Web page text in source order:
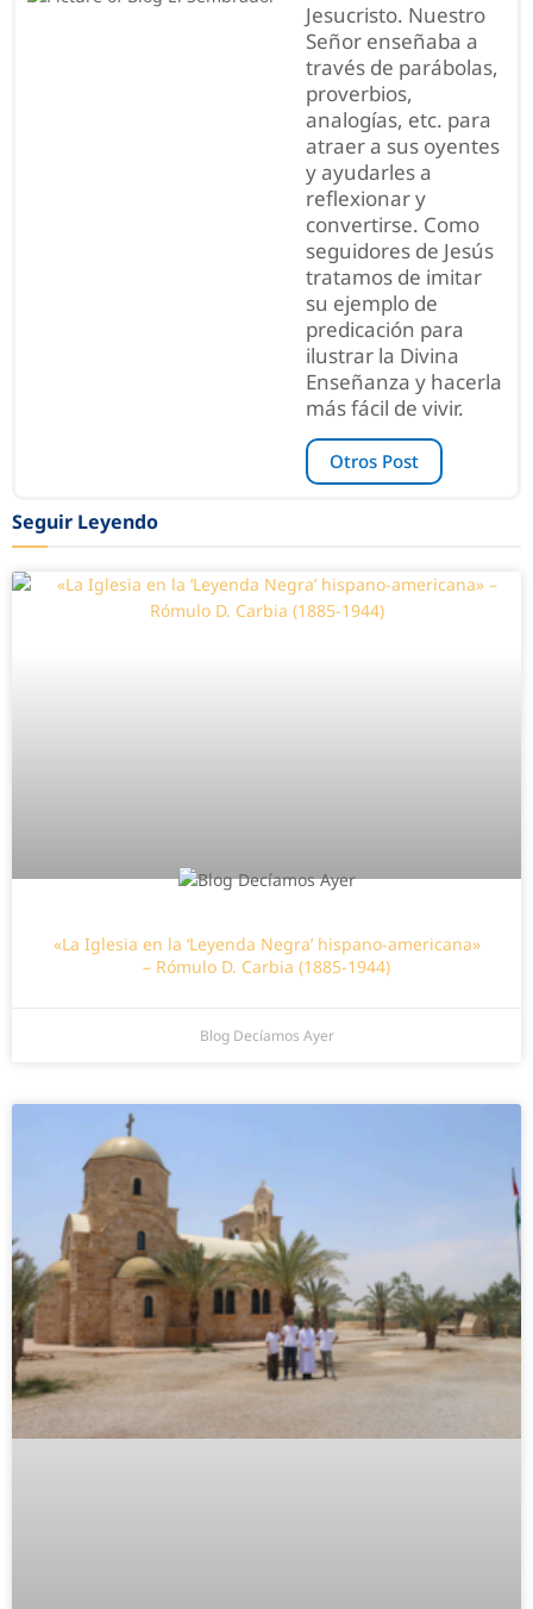
Jesucristo. Nuestro
Señor enseñaba a
través de parábolas,
proverbios,
analogías, etc. para
atraer a sus oyentes
y ayudarles a
reflexionar y
convertirse. Como
seguidores de Jesús
tratamos de imitar
su ejemplo de
predicación para
ilustrar la Divina
Enseñanza y hacerla
más fácil de vivir.
Otros Post
Seguir Leyendo
«La Iglesia en la ‘Leyenda Negra’ hispano-americana»
– Rómulo D. Carbia (1885-1944)
Blog Decíamos Ayer